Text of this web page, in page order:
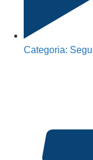
Categoria: